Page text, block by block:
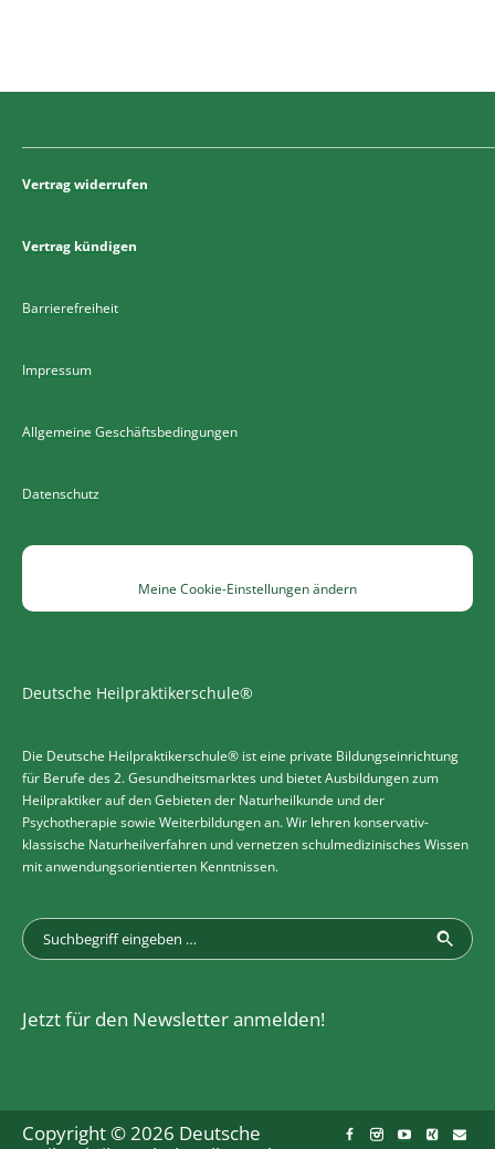
Vertrag widerrufen
Vertrag kündigen
Barrierefreiheit
Impressum
Allgemeine Geschäftsbedingungen
Datenschutz
Meine Cookie-Einstellungen ändern
Deutsche Heilpraktikerschule®
Die Deutsche Heilpraktikerschule® ist eine private Bildungseinrichtung
für Berufe des 2. Gesundheitsmarktes und bietet Ausbildungen zum
Heilpraktiker auf den Gebieten der Naturheilkunde und der
Psychotherapie sowie Weiterbildungen an. Wir lehren konservativ-
klassische Naturheilverfahren und vernetzen schulmedizinisches Wissen
mit anwendungsorientierten Kenntnissen.
Jetzt für den Newsletter anmelden!
Copyright © 2026 Deutsche